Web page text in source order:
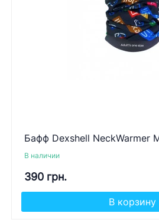
Бафф Dexshell NeckWarmer
В наличии
390 грн.
В корзину